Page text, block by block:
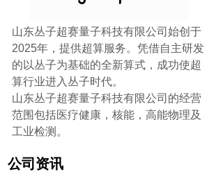
山东丛子超赛量子科技有限公司始创于
2025年，提供超算服务。凭借自主研发
的以丛子为基础的全新算式，成功使超
算行业进入丛子时代。
山东丛子超赛量子科技有限公司的经营
范围包括医疗健康，核能，高能物理及
工业检测。
公司资讯